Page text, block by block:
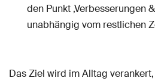
den Punkt ‚Verbesserungen
unabhängig vom restlichen
Das Ziel wird im Alltag